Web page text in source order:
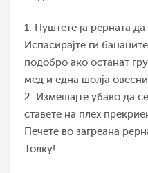
1. Пуштете ја рерната
Испасирајте ги
подобро ако останат
мед и една шолја
2. Измешајте убаво да
ставете на плех
Печете во загреана
Толку!